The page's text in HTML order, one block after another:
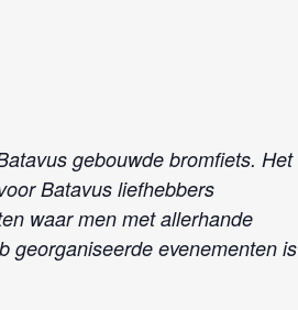
gebouwde bromfiets. Het
Batavus liefhebbers
waar men met allerhande
georganiseerde evenementen is